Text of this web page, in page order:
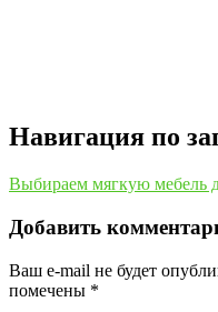
Навигация по
Выбираем мягкую мебель
Добавить
Ваш e-mail не будет
помечены *